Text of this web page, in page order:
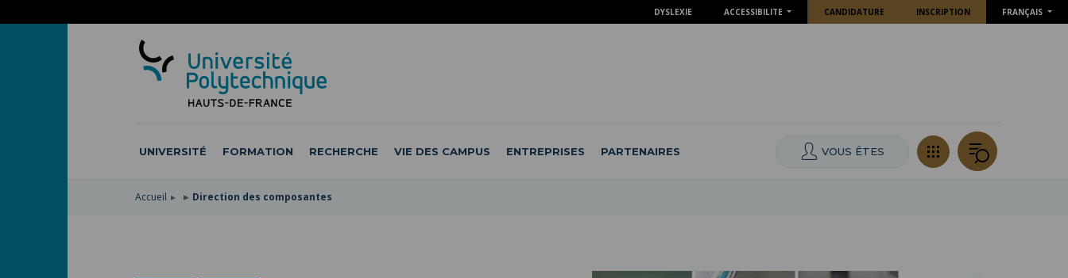
DYSLEXIE ACCESSIBILITE CANDIDATURE INSCRIPTION FRANÇAIS
UNIVERSITÉ FORMATION RECHERCHE VIE DES CAMPUS ENTREPRISES PARTENAIRES VOUS ÊTES
Accueil Direction des composantes